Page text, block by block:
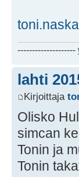
--------------------
lahti
Kirjoittaja
Olisko
simcan
Tonin ja
Tonin